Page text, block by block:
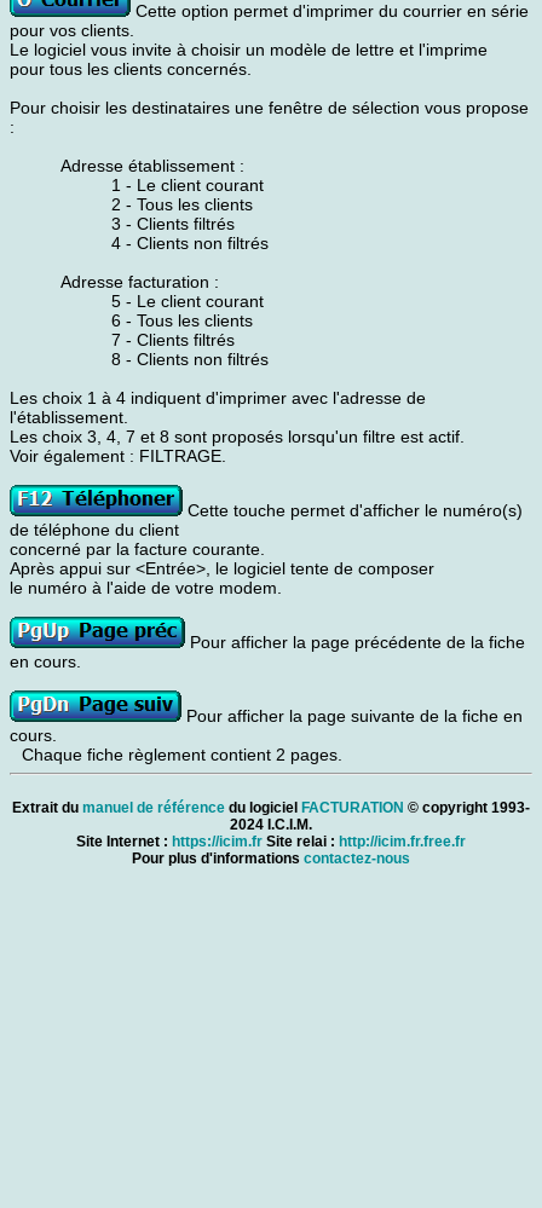
Cette option permet d'imprimer du courrier en série
pour vos clients.
Le logiciel vous invite à choisir un modèle de lettre et l'imprime
pour tous les clients concernés.
Pour choisir les destinataires une fenêtre de sélection vous propose
:
Adresse établissement :
1 - Le client courant
2 - Tous les clients
3 - Clients filtrés
4 - Clients non filtrés
Adresse facturation :
5 - Le client courant
6 - Tous les clients
7 - Clients filtrés
8 - Clients non filtrés
Les choix 1 à 4 indiquent d'imprimer avec l'adresse de
l'établissement.
Les choix 3, 4, 7 et 8 sont proposés lorsqu'un filtre est actif.
Voir également : FILTRAGE.
Cette touche permet d'afficher le numéro(s)
de téléphone du client
concerné par la facture courante.
Après appui sur <Entrée>, le logiciel tente de composer
le numéro à l'aide de votre modem.
Pour afficher la page précédente de la fiche
en cours.
Pour afficher la page suivante de la fiche en
cours.
Chaque fiche règlement contient 2 pages.
Extrait du manuel de référence du logiciel FACTURATION © copyright 1993-
2024 I.C.I.M.
Site Internet : https://icim.fr Site relai : http://icim.fr.free.fr
Pour plus d'informations contactez-nous